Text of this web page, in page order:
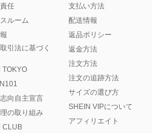
任
ルーム
引法に基づく
TOKYO
向自主宣言
の取り組み
CLUB
支払い方法
配送情報
返品ポリシー
返金方法
注文方法
注文の追跡方法
サイズの選び方
SHEIN VIPについて
アフィリエイト